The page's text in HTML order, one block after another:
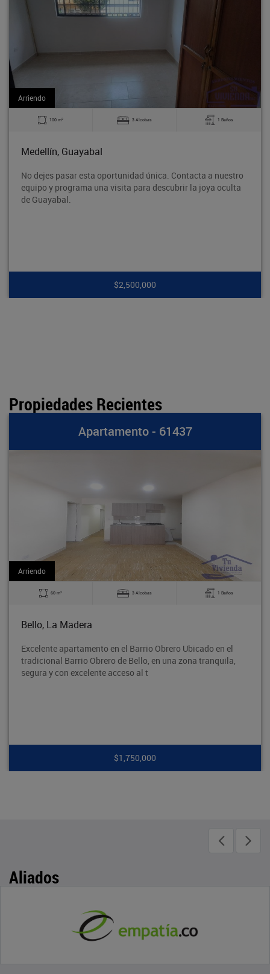
única. Contacta a nuestro
descubrir la joya oculta
Bodega en tercer piso,
Rodeo entre la avenida 80 y
Propiedades Recientes
- 61437
3 Alcobas 1 Baños
el Barrio Obrero Ubicado en el
de Bello, en una zona tranquila,
al t
Arriendo
60 m 2
Ubicado en una zona
vías principales,
Aliados